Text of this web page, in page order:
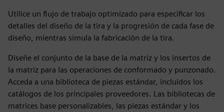
Utilice un flujo de trabajo optimizado para especificar los
detalles del diseño de la tira y la progresión de cada fase de
diseño, mientras simula la fabricación de la tira.
Diseñe el conjunto de la base de la matriz y los insertos de
la matriz para las operaciones de conformado y punzonado.
Acceda a una biblioteca de piezas estándar, incluidos los
catálogos de los principales proveedores. Las bibliotecas de
matrices base personalizables, las piezas estándar y los